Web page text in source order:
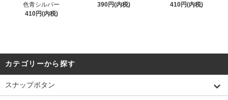
色青シルバー
410円(内税)
390円(内税)
410円(内税)
カテゴリーから探す
スナップボタン